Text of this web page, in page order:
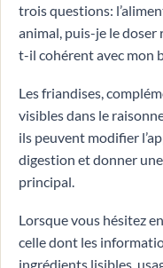
trois questions:
animal, puis-je le
t-il cohérent avec mon
Les friandises,
visibles dans le
ils peuvent modifier
digestion et donner
principal.
Lorsque vous hésitez
celle dont les
ingrédients lisibles,